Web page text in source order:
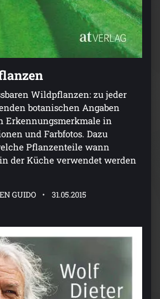
Wildpflanzen: zu jeder
botanischen Angaben
Erkennungsmerkmale in
und Farbfotos. Dazu
Pflanzenteile wann
der Küche verwendet werden
GUIDO 31.05.2015